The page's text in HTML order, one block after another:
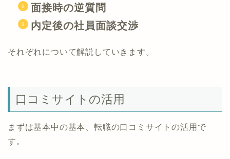
面接時の逆質問
内定後の社員面談交渉
それぞれについて解説していきます。
口コミサイトの活用
まずは基本中の基本、転職の口コミサイトの活用で
す。